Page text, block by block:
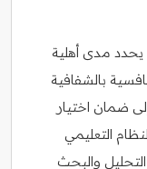
يحدد مدى أهلية
بالشفافية
ضمان اختيار
التعليمي
والبحث